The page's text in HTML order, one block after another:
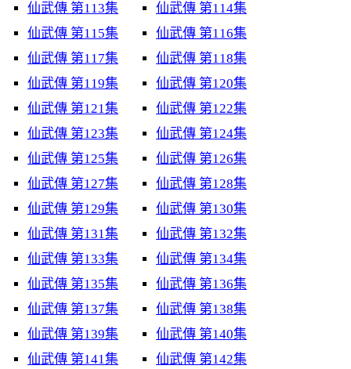
仙武傳 第113集
仙武傳 第114集
仙武傳 第115集
仙武傳 第116集
仙武傳 第117集
仙武傳 第118集
仙武傳 第119集
仙武傳 第120集
仙武傳 第121集
仙武傳 第122集
仙武傳 第123集
仙武傳 第124集
仙武傳 第125集
仙武傳 第126集
仙武傳 第127集
仙武傳 第128集
仙武傳 第129集
仙武傳 第130集
仙武傳 第131集
仙武傳 第132集
仙武傳 第133集
仙武傳 第134集
仙武傳 第135集
仙武傳 第136集
仙武傳 第137集
仙武傳 第138集
仙武傳 第139集
仙武傳 第140集
仙武傳 第141集
仙武傳 第142集